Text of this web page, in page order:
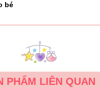
bé
PHẨM LIÊN QUAN